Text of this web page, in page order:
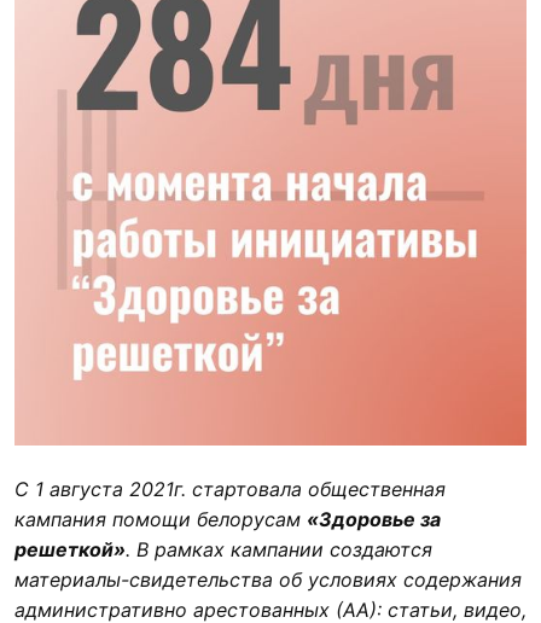
С 1 августа 2021г. стартовала общественная
кампания помощи белорусам «Здоровье за
решеткой». В рамках кампании создаются
материалы-свидетельства об условиях содержания
административно арестованных (АА): статьи, видео,